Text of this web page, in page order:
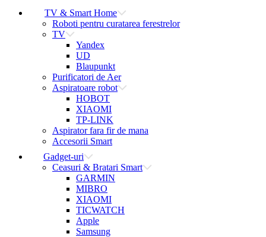
TV & Smart Home
Roboti pentru curatarea ferestrelor
TV
Yandex
UD
Blaupunkt
Purificatori de Aer
Aspiratoare robot
HOBOT
XIAOMI
TP-LINK
Aspirator fara fir de mana
Accesorii Smart
Gadget-uri
Ceasuri & Bratari Smart
GARMIN
MIBRO
XIAOMI
TICWATCH
Apple
Samsung